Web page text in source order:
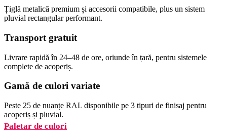
Țiglă metalică premium și accesorii compatibile, plus un sistem
pluvial rectangular performant.
Transport gratuit
Livrare rapidă în 24–48 de ore, oriunde în țară, pentru sistemele
complete de acoperiș.
Gamă de culori variate
Peste 25 de nuanțe RAL disponibile pe 3 tipuri de finisaj pentru
acoperiș și pluvial.
Paletar de culori